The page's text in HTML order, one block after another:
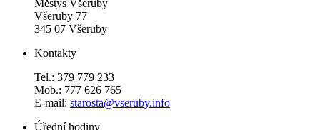
Městys Všeruby
Všeruby 77
345 07 Všeruby
Kontakty
Tel.: 379 779 233
Mob.: 777 626 765
E-mail: starosta@vseruby.info
Úřední hodiny